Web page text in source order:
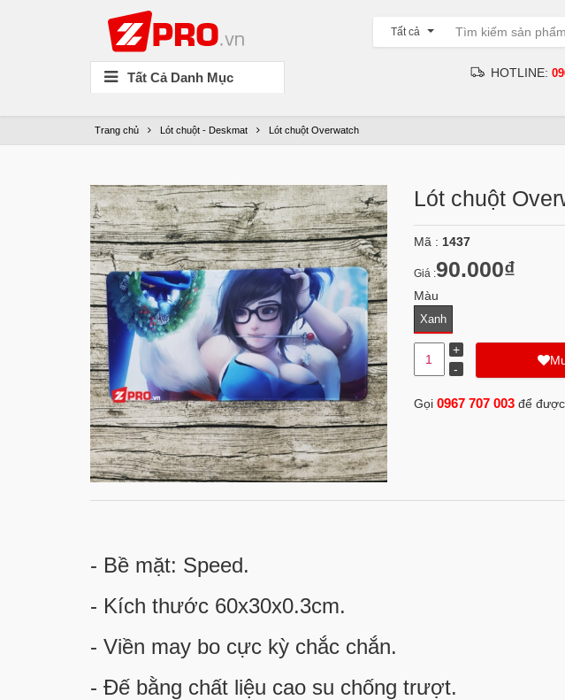
Tất cả
Tất Cả Danh Mục HOTLINE:
Trang chủ Lót chuột - Deskmat Lót chuột Overwatch
Lót chuột
Mã : 1437
Giá :90.000₫
Màu
Xanh
Gọi 0967 707 003để được
- Bề mặt: Speed.
- Kích thước 60x30x0.3cm.
- Viền may bo cực kỳ chắc chắn.
- Đế bằng chất liệu cao su chống trượt.